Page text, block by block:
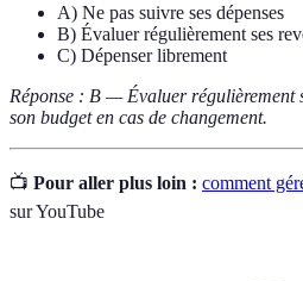
A) Ne pas suivre ses dépenses
B) Évaluer régulièrement ses
C) Dépenser librement
Réponse : B — Évaluer régulièrement
son budget en cas de changement.
📺 Pour aller plus loin : comment
sur YouTube